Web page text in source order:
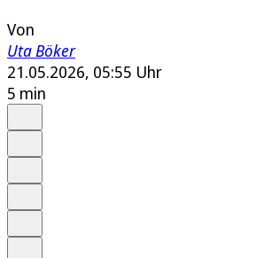
Von
Uta Böker
21.05.2026, 05:55 Uhr
5 min